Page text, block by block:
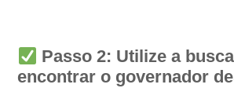
Passo 2: Utilize a
encontrar o governador